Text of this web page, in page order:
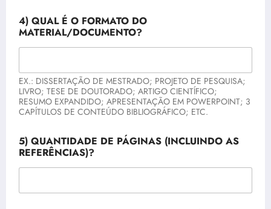
4) QUAL É O FORMATO DO
MATERIAL/DOCUMENTO?
EX.: DISSERTAÇÃO DE MESTRADO; PROJETO DE PESQUISA;
LIVRO; TESE DE DOUTORADO; ARTIGO CIENTÍFICO;
RESUMO EXPANDIDO; APRESENTAÇÃO EM POWERPOINT; 3
CAPÍTULOS DE CONTEÚDO BIBLIOGRÁFICO; ETC.
5) QUANTIDADE DE PÁGINAS (INCLUINDO AS
REFERÊNCIAS)?